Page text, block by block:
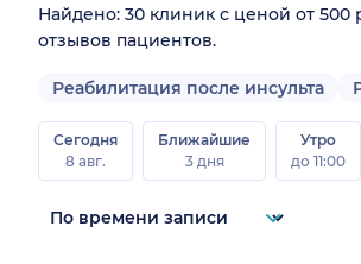
Найдено: 30 клиник с ценой от 500
отзывов пациентов.
Реабилитация после инсульта
Сегодня
8 авг.
Ближайшие
3 дня
Утро
до 11:00